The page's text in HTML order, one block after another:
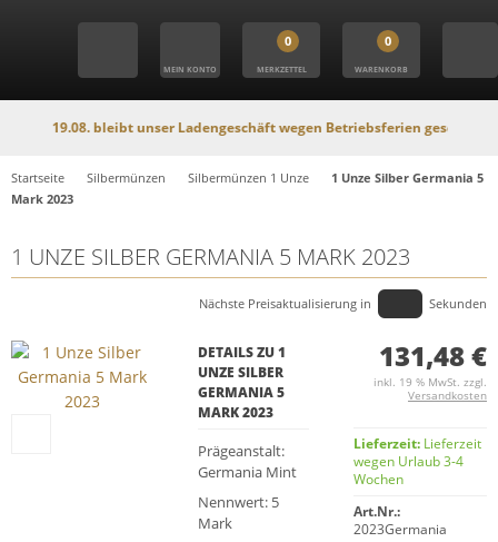
MEIN KONTO
0
MERKZETTEL
0
WARENKORB
bleibt unser Ladengeschäft wegen Betriebsferien geschlossen. In
Startseite Silbermünzen Silbermünzen 1 Unze
1 Unze Silber Germania 5
Mark 2023
1 UNZE SILBER GERMANIA 5 MARK 2023
Nächste Preisaktualisierung in Sekunden
DETAILS ZU 1
UNZE SILBER
GERMANIA 5
MARK 2023
Prägeanstalt:
Germania Mint
Nennwert: 5
Mark
131,48 €
inkl. 19 % MwSt. zzgl.
Versandkosten
Lieferzeit: Lieferzeit
wegen Urlaub 3-4
Wochen
Art.Nr.:
2023Germania